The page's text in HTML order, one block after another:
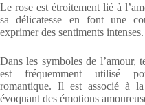
Le rose est étroitement lié à
sa délicatesse en font une
exprimer des sentiments intenses.
Dans les symboles de l’amour,
est fréquemment utilisé
romantique. Il est associé à
évoquant des émotions